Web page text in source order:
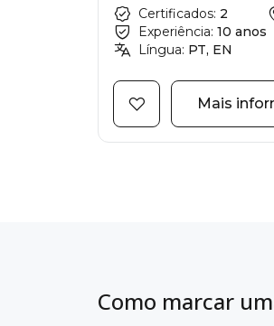
Certificados: 2
Experiência: 10 anos
Língua: PT, EN
Mais
Como marcar